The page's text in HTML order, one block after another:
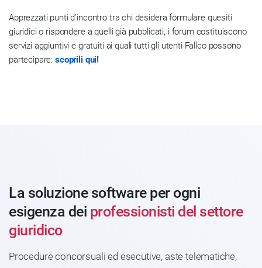
Apprezzati punti d'incontro tra chi desidera formulare quesiti
giuridici o rispondere a quelli già pubblicati, i forum costituiscono
servizi aggiuntivi e gratuiti ai quali tutti gli utenti Fallco possono
partecipare:scoprili qui!
La soluzione software per ogni
esigenza dei professionisti del settore
giuridico
Procedure concorsuali ed esecutive, aste telematiche,